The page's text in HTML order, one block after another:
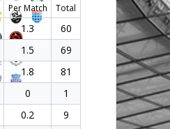
Per Match Total
1.3
60
1.5
69
1.8
81
0
1
0.2
9